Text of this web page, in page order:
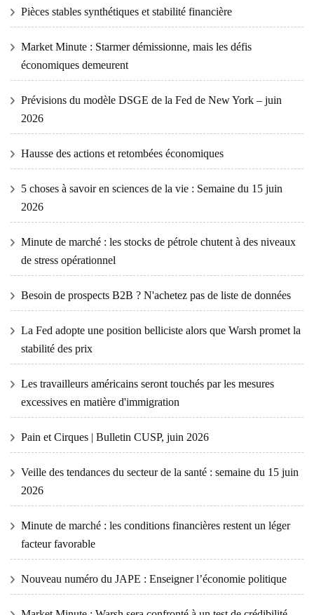
Pièces stables synthétiques et stabilité financière
Market Minute : Starmer démissionne, mais les défis
économiques demeurent
Prévisions du modèle DSGE de la Fed de New York – juin
2026
Hausse des actions et retombées économiques
5 choses à savoir en sciences de la vie : Semaine du 15 juin
2026
Minute de marché : les stocks de pétrole chutent à des niveaux
de stress opérationnel
Besoin de prospects B2B ? N'achetez pas de liste de données
La Fed adopte une position belliciste alors que Warsh promet la
stabilité des prix
Les travailleurs américains seront touchés par les mesures
excessives en matière d'immigration
Pain et Cirques | Bulletin CUSP, juin 2026
Veille des tendances du secteur de la santé : semaine du 15 juin
2026
Minute de marché : les conditions financières restent un léger
facteur favorable
Nouveau numéro du JAPE : Enseigner l’économie politique